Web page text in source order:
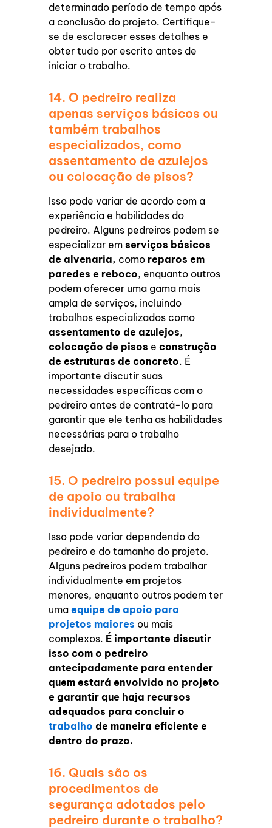
determinado período de tempo após
a conclusão do projeto. Certifique-
se de esclarecer esses detalhes e
obter tudo por escrito antes de
iniciar o trabalho.
14. O pedreiro realiza
apenas serviços básicos ou
também trabalhos
especializados, como
assentamento de azulejos
ou colocação de pisos?
Isso pode variar de acordo com a
experiência e habilidades do
pedreiro. Alguns pedreiros podem se
especializar emserviços básicos
de alvenaria, como reparos em
paredes e reboco, enquanto outros
podem oferecer uma gama mais
ampla de serviços, incluindo
trabalhos especializados como
assentamento de azulejos,
colocação de pisos econstrução
de estruturas de concreto. É
importante discutir suas
necessidades específicas com o
pedreiro antes de contratá-lo para
garantir que ele tenha as habilidades
necessárias para o trabalho
desejado.
15. O pedreiro possui equipe
de apoio ou trabalha
individualmente?
Isso pode variar dependendo do
pedreiro e do tamanho do projeto.
Alguns pedreiros podem trabalhar
individualmente em projetos
menores, enquanto outros podem ter
uma equipe de apoio para
projetos maiores ou mais
complexos. É importante discutir
isso com o pedreiro
antecipadamente para entender
quem estará envolvido no projeto
e garantir que haja recursos
adequados para concluir o
trabalhode maneira eficiente e
dentro do prazo.
16. Quais são os
procedimentos de
segurança adotados pelo
pedreiro durante o trabalho?